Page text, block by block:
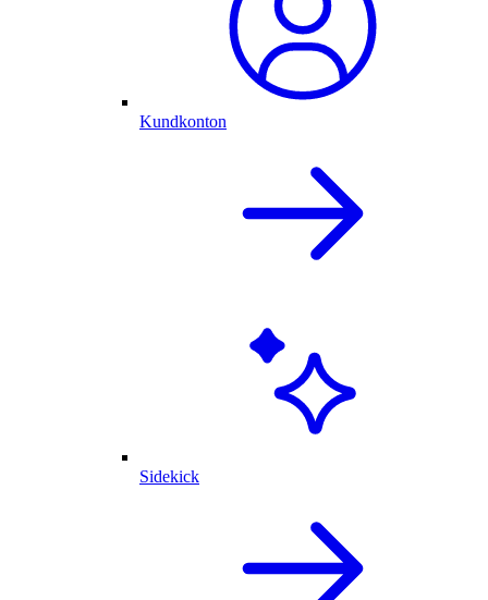
Kundkonton
Sidekick